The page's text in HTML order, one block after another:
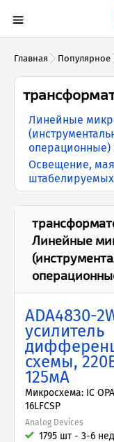
Главная Популярное
Линейные
операционные)
Освещение,
Линейные
ADA4830-
усилитель
схемы,
125мА
Микросхема: IC
16LFCSP
Analog Devices
1795 шт - 3-6